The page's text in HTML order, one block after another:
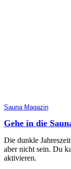
Sauna Magazin
Gehe in die
Die dunkle
aber nicht sein. Du
aktivieren.